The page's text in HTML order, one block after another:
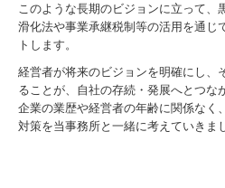
このような長期のビジョンに立って、
滑化法や事業承継税制等の活用を通じ
トします。
経営者が将来のビジョンを明確にし、
ることが、自社の存続・発展へとつな
企業の業歴や経営者の年齢に関係なく
対策を当事務所と一緒に考えていきま